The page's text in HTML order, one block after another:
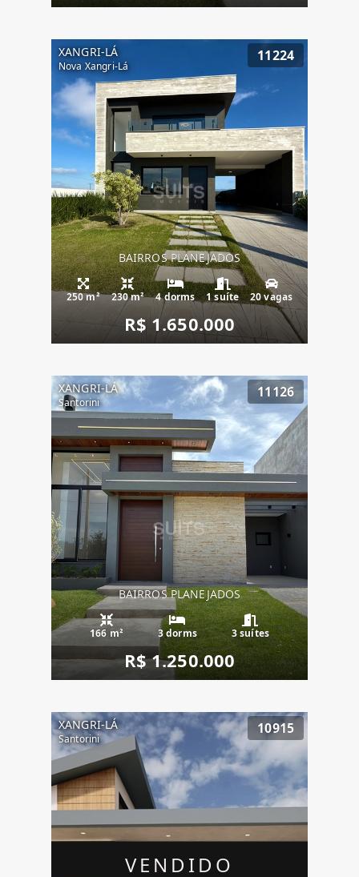
XANGRI-LÁ
Nova Xangri-Lá
11224
BAIRROS PLANEJADOS
250 m² 230 m² 4 dorms 1 suíte 20 vagas
R$ 1.650.000
XANGRI-LÁ
Santorini
11126
BAIRROS PLANEJADOS
166 m² 3 dorms 3 suítes
R$ 1.250.000
VENDIDO
XANGRI-LÁ
Santorini
10915